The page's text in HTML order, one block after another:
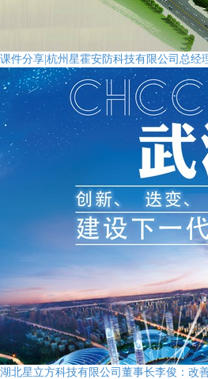
课件分享|杭州星霍安防科技有限公司总经
湖北星立方科技有限公司董事长李俊：改